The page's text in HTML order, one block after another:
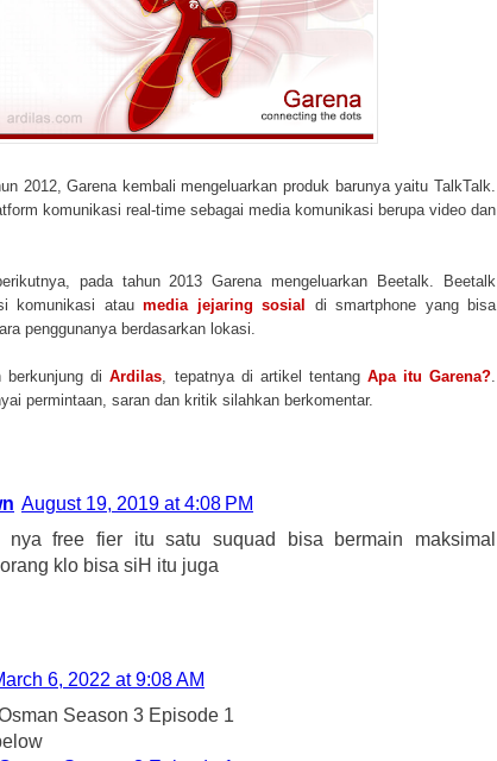
2012, Garena kembali mengeluarkan produk barunya yaitu TalkTalk.
komunikasi real-time sebagai media komunikasi berupa video dan
pada tahun 2013 Garena mengeluarkan Beetalk. Beetalk
komunikasi atau media jejaring sosial
di smartphone yang bisa
penggunanya berdasarkan lokasi.
berkunjung diArdilas , tepatnya di artikel tentang Apa itu Garena?
permintaan, saran dan kritik silahkan berkomentar.
August 19, 2019 at 4:08 PM
nya free fier itu satu suquad bisa bermain maksimal
klo bisa siH itu juga
6, 2022 at 9:08 AM
Season 3 Episode 1